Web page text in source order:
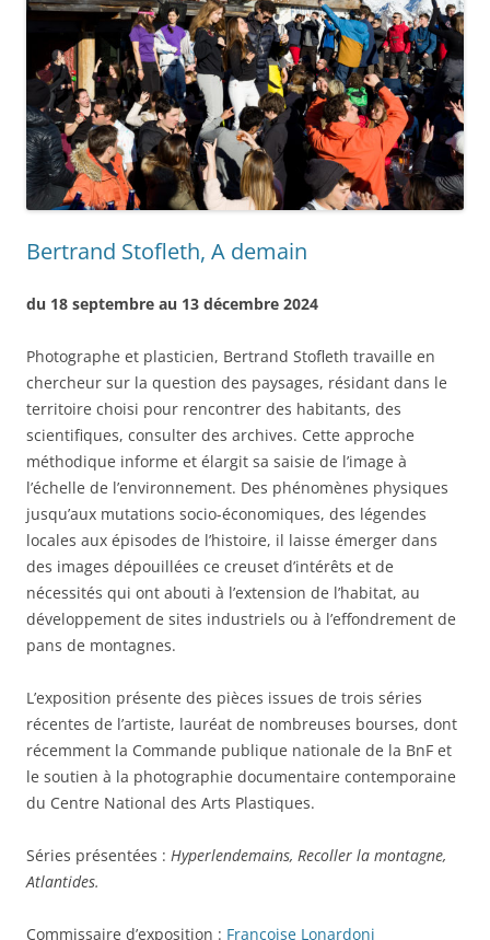
Bertrand Stofleth, A demain
du 18 septembre au 13 décembre 2024
Photographe et plasticien, Bertrand Stofleth travaille en
chercheur sur la question des paysages, résidant dans le
territoire choisi pour rencontrer des habitants, des
scientifiques, consulter des archives. Cette approche
méthodique informe et élargit sa saisie de l’image à
l’échelle de l’environnement. Des phénomènes physiques
jusqu’aux mutations socio-économiques, des légendes
locales aux épisodes de l’histoire, il laisse émerger dans
des images dépouillées ce creuset d’intérêts et de
nécessités qui ont abouti à l’extension de l’habitat, au
développement de sites industriels ou à l’effondrement de
pans de montagnes.
L’exposition présente des pièces issues de trois séries
récentes de l’artiste, lauréat de nombreuses bourses, dont
récemment la Commande publique nationale de la BnF et
le soutien à la photographie documentaire contemporaine
du Centre National des Arts Plastiques.
Séries présentées : Hyperlendemains, Recoller la montagne,
Atlantides.
Commissaire d’exposition : Françoise Lonardoni